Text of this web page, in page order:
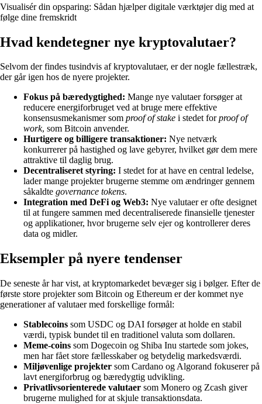
Visualisér din opsparing: Sådan hjælper digitale værktøjer dig med at
følge dine fremskridt
Hvad kendetegner nye kryptovalutaer?
Selvom der findes tusindvis af kryptovalutaer, er der nogle fællestræk,
der går igen hos de nyere projekter.
Fokus på bæredygtighed: Mange nye valutaer forsøger at
reducere energiforbruget ved at bruge mere effektive
konsensusmekanismer som proof of stake i stedet forproof of
work, som Bitcoin anvender.
Hurtigere og billigere transaktioner: Nye netværk
konkurrerer på hastighed og lave gebyrer, hvilket gør dem mere
attraktive til daglig brug.
Decentraliseret styring: I stedet for at have en central ledelse,
lader mange projekter brugerne stemme om ændringer gennem
såkaldte governance tokens.
Integration med DeFi og Web3: Nye valutaer er ofte designet
til at fungere sammen med decentraliserede finansielle tjenester
og applikationer, hvor brugerne selv ejer og kontrollerer deres
data og midler.
Eksempler på nyere tendenser
De seneste år har vist, at kryptomarkedet bevæger sig i bølger. Efter de
første store projekter som Bitcoin og Ethereum er der kommet nye
generationer af valutaer med forskellige formål:
Stablecoins som USDC og DAI forsøger at holde en stabil
værdi, typisk bundet til en traditionel valuta som dollaren.
Meme-coins som Dogecoin og Shiba Inu startede som jokes,
men har fået store fællesskaber og betydelig markedsværdi.
Miljøvenlige projekter som Cardano og Algorand fokuserer på
lavt energiforbrug og bæredygtig udvikling.
Privatlivsorienterede valutaer som Monero og Zcash giver
brugerne mulighed for at skjule transaktionsdata.